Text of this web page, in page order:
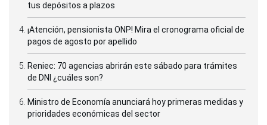
tus depósitos a plazos
¡Atención, pensionista ONP! Mira el cronograma oficial de
pagos de agosto por apellido
Reniec: 70 agencias abrirán este sábado para trámites
de DNI ¿cuáles son?
Ministro de Economía anunciará hoy primeras medidas y
prioridades económicas del sector